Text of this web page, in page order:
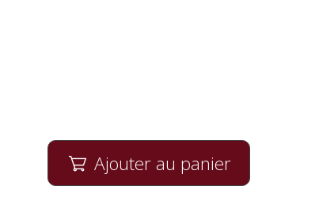
 Ajouter au panier